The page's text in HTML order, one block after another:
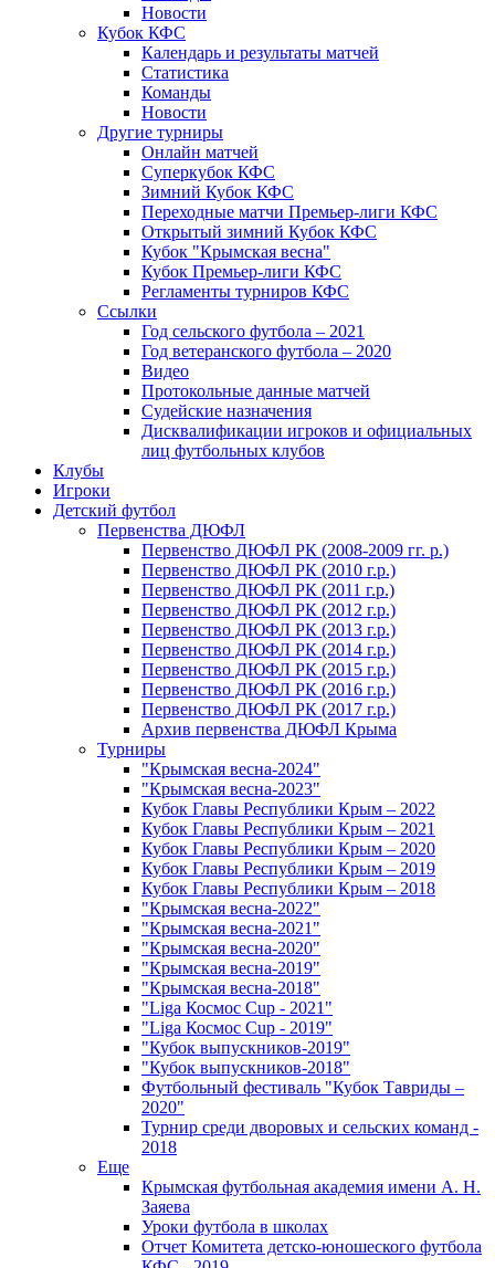
Новости
Кубок КФС
Календарь и результаты матчей
Статистика
Команды
Новости
Другие турниры
Онлайн матчей
Суперкубок КФС
Зимний Кубок КФС
Переходные матчи Премьер-лиги КФС
Открытый зимний Кубок КФС
Кубок "Крымская весна"
Кубок Премьер-лиги КФС
Регламенты турниров КФС
Ссылки
Год сельского футбола – 2021
Год ветеранского футбола – 2020
Видео
Протокольные данные матчей
Судейские назначения
Дисквалификации игроков и официальных
лиц футбольных клубов
Клубы
Игроки
Детский футбол
Первенства ДЮФЛ
Первенство ДЮФЛ РК (2008-2009 гг. р.)
Первенство ДЮФЛ РК (2010 г.р.)
Первенство ДЮФЛ РК (2011 г.р.)
Первенство ДЮФЛ РК (2012 г.р.)
Первенство ДЮФЛ РК (2013 г.р.)
Первенство ДЮФЛ РК (2014 г.р.)
Первенство ДЮФЛ РК (2015 г.р.)
Первенство ДЮФЛ РК (2016 г.р.)
Первенство ДЮФЛ РК (2017 г.р.)
Архив первенства ДЮФЛ Крыма
Турниры
"Крымская весна-2024"
"Крымская весна-2023"
Кубок Главы Республики Крым – 2022
Кубок Главы Республики Крым – 2021
Кубок Главы Республики Крым – 2020
Кубок Главы Республики Крым – 2019
Кубок Главы Республики Крым – 2018
"Крымская весна-2022"
"Крымская весна-2021"
"Крымская весна-2020"
"Крымская весна-2019"
"Крымская весна-2018"
"Liga Космос Cup - 2021"
"Liga Космос Cup - 2019"
"Кубок выпускников-2019"
"Кубок выпускников-2018"
Футбольный фестиваль "Кубок Тавриды –
2020"
Турнир среди дворовых и сельских команд -
2018
Еще
Крымская футбольная академия имени А. Н.
Заяева
Уроки футбола в школах
Отчет Комитета детско-юношеского футбола